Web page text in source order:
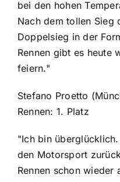
bei den hohen
Nach dem tollen Sieg
Doppelsieg in der
Rennen gibt es heute
feiern."
Stefano Proetto
Rennen: 1. Platz
"Ich bin
den Motorsport
Rennen schon wieder